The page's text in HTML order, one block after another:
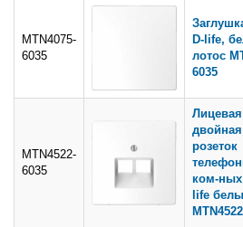
MTN4075-
6035
D-life,
лотос
6035
MTN4522-
6035
розеток
ком-ных
life